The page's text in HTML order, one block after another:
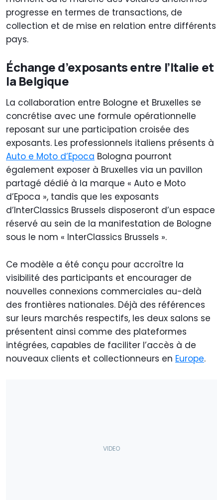
progresse en termes de transactions, de
collection et de mise en relation entre différents
pays.
Échange d’exposants entre l’Italie et
la Belgique
La collaboration entre Bologne et Bruxelles se
concrétise avec une formule opérationnelle
reposant sur une participation croisée des
exposants. Les professionnels italiens présents à
Auto e Moto d’Epoca Bologna pourront
également exposer à Bruxelles via un pavillon
partagé dédié à la marque « Auto e Moto
d’Epoca », tandis que les exposants
d’InterClassics Brussels disposeront d’un espace
réservé au sein de la manifestation de Bologne
sous le nom « InterClassics Brussels ».
Ce modèle a été conçu pour accroître la
visibilité des participants et encourager de
nouvelles connexions commerciales au-delà
des frontières nationales. Déjà des références
sur leurs marchés respectifs, les deux salons se
présentent ainsi comme des plateformes
intégrées, capables de faciliter l’accès à de
nouveaux clients et collectionneurs en Europe.